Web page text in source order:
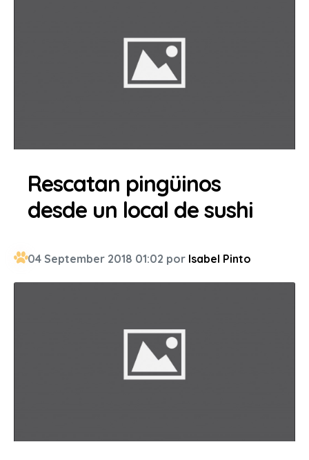
Rescatan pingüinos
desde un local de sushi
04 September 2018 01:02 por Isabel Pinto